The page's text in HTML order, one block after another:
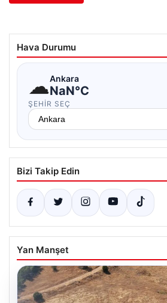
Hava Durumu
☁Ankara
NaN°C
ŞEHIR SEÇ
Bizi Takip Edin
Yan Manşet